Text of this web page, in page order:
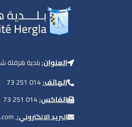
العنوان:بلدية هرقلة
الهاتف:
الفاكس:
البريد الالكتروني: